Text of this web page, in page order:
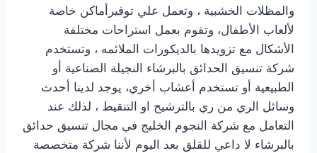
والمظلات الخشبية ، وتعمل علي توفيرأماكن خاصة
لألعاب الأطفال، وتقوم بعمل استراحات مختلفة
الأشكال مع تزويدها بالديكورات الملائمه ، وتستخدم
شركة تنسيق الحدائق بالبرشاء النجيلة الصناعية أو
الطبيعية أو تستخدم أعشاب أخري، يوجد لدينا أحدث
وسائل الري من ري بالترشيح او التنقيط ، لذلك عند
التعامل مع شركة النجوم الخليج في مجال تنسيق حدائق
بالبرشاء لا داعي للقلق بعد اليوم لأننا شركة متخصصة